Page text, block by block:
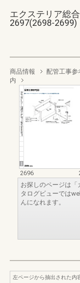
エクステリア総
2697(2698-2699)
商品情報 配管工事参
内
2696
お探しのページは「
タログビューでは
んになれます。
左ページから抽出された内